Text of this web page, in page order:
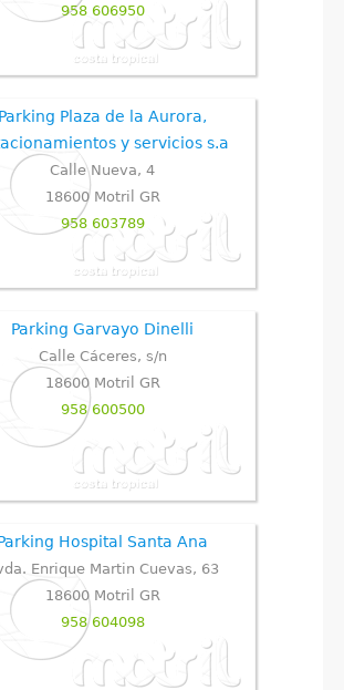
958 606950
Parking Plaza de la Aurora,
y servicios s.a
Calle Nueva, 4
18600 Motril GR
958 603789
Parking Garvayo Dinelli
Calle Cáceres, s/n
18600 Motril GR
958 600500
Hospital Santa Ana
Enrique Martin Cuevas, 63
18600 Motril GR
958 604098